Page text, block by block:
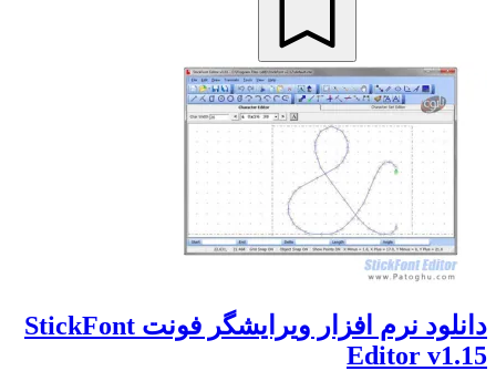
دانلود نرم افزار ویرایشگر فونت StickFont
Editor v1.15